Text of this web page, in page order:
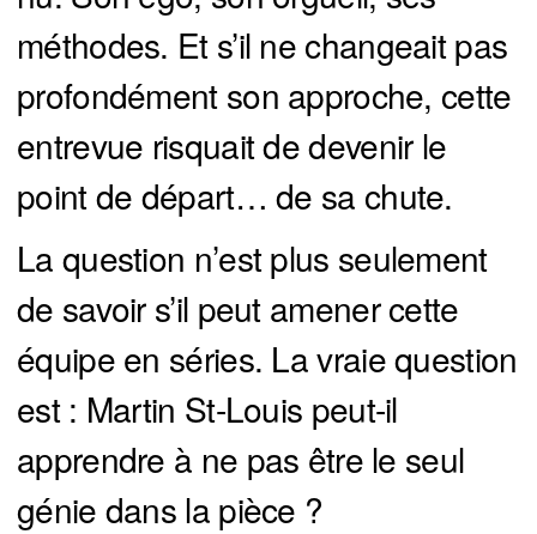
méthodes. Et s’il ne changeait pas
profondément son approche, cette
entrevue risquait de devenir le
point de départ… de sa chute.
La question n’est plus seulement
de savoir s’il peut amener cette
équipe en séries. La vraie question
est : Martin St-Louis peut-il
apprendre à ne pas être le seul
génie dans la pièce ?